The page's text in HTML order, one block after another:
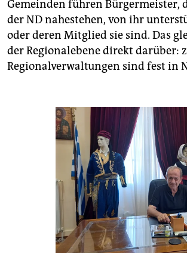
Gemeinden führen Bürgermeister,
der ND nahestehen, von ihr
oder deren Mitglied sie sind. Das
der Regionalebene direkt darüber:
Regionalverwaltungen sind fest in